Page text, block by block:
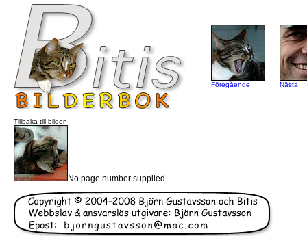
Föregående Nästa
Tillbaka till bilden
No page number supplied.